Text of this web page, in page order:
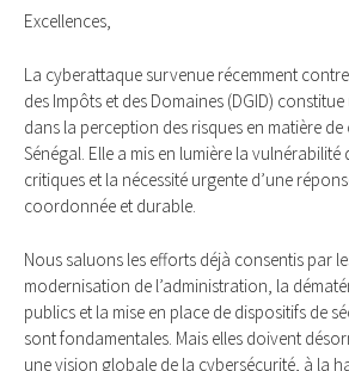
Excellences,
La cyberattaque survenue récemment
des Impôts et des Domaines (DGID)
dans la perception des risques en matière
Sénégal. Elle a mis en lumière la
critiques et la nécessité urgente d’une
coordonnée et durable.
Nous saluons les efforts déjà consentis par
modernisation de l’administration, la
publics et la mise en place de dispositifs de
sont fondamentales. Mais elles doivent
une vision globale de la cybersécurité, à la